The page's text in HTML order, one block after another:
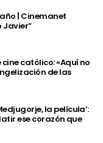
| Cinemanet
Javier”
católico: «Aquí no
de las
la película’:
ese corazón que